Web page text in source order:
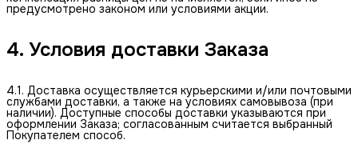
предусмотрено законом или условиями акции.
4. Условия доставки Заказа
4.1. Доставка осуществляется курьерскими и/или почтовыми
службами доставки, а также на условиях самовывоза (при
наличии). Доступные способы доставки указываются при
оформлении Заказа; согласованным считается выбранный
Покупателем способ.